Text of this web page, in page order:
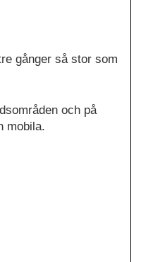
gånger så stor som
och på
mobila.